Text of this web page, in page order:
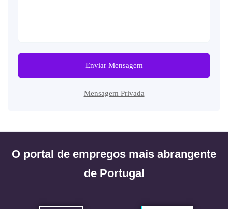
Enviar Mensagem
Mensagem Privada
O portal de empregos mais abrangente
de Portugal